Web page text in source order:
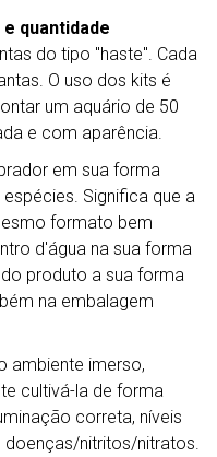
quantidade
do tipo "haste". Cada
O uso dos kits é
um aquário de 50
e com aparência.
em sua forma
Significa que a
formato bem
d'água na sua forma
produto a sua forma
na embalagem
ambiente imerso,
cultivá-la de forma
correta, níveis
nitritos/nitratos.